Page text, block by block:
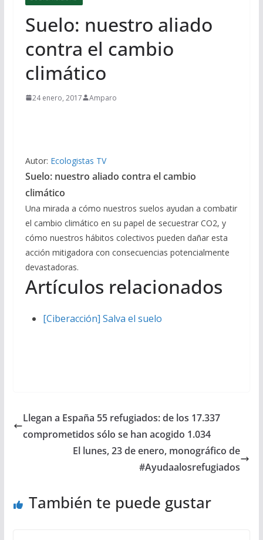
Suelo: nuestro aliado
contra el cambio
climático
24 enero, 2017 Amparo
Autor: Ecologistas TV
Suelo: nuestro aliado contra el cambio
climático
Una mirada a cómo nuestros suelos ayudan a combatir
el cambio climático en su papel de secuestrar CO2, y
cómo nuestros hábitos colectivos pueden dañar esta
acción mitigadora con consecuencias potencialmente
devastadoras.
Artículos relacionados
[Ciberacción] Salva el suelo
Llegan a España 55 refugiados: de los 17.337
comprometidos sólo se han acogido 1.034
El lunes, 23 de enero, monográfico de
#Ayudaalosrefugiados
También te puede gustar